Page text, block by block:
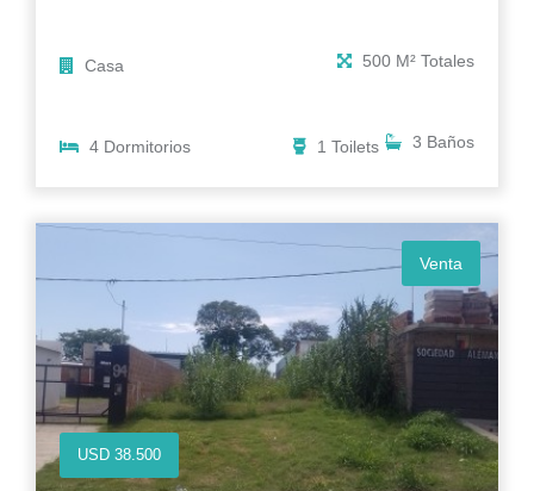
Casa 500 M² Totales
4 Dormitorios 3 Baños
1 Toilets
Venta
USD 38.500